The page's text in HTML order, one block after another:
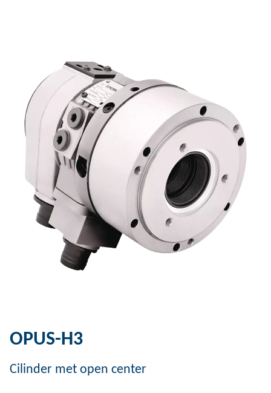
OPUS-H3
Cilinder met open center